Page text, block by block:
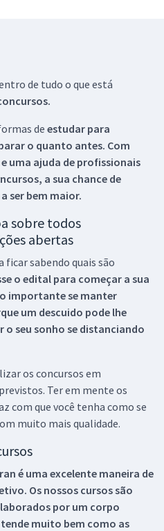
de tudo o que está
de estudar para
o quanto antes. Com
uma ajuda de profissionais
a sua chance de
ser bem maior.
sobre todos
abertas
ficar sabendo quais são
o edital para começar a sua
importante se manter
um descuido pode lhe
o seu sonho se distanciando
os concursos em
Ter em mente os
com que você tenha como se
muito mais qualidade.
é uma excelente maneira de
Os nossos cursos são
por um corpo
muito bem como as